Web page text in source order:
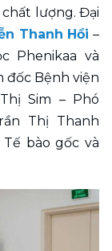
lượng. Đại
Thanh Hồi –
Phenikaa và
đốc Bệnh viện
Sim – Phó
Thị Thanh
bào gốc và